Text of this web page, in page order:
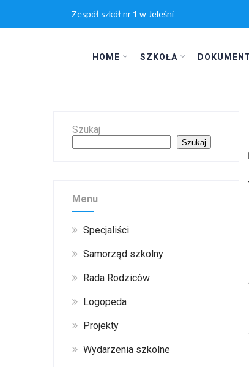
Zespół szkół nr 1 w Jeleśni
HOME SZKOŁA
Szukaj
Szukaj
Menu
Specjaliści
Samorząd szkolny
Rada Rodziców
Logopeda
Projekty
Wydarzenia szkolne